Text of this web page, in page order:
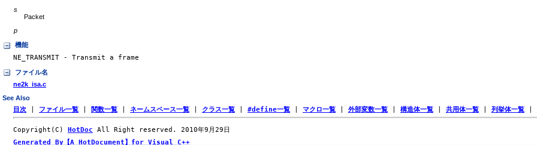
s
Packet
p
機能
NE_TRANSMIT - Transmit a frame
ファイル名
ne2k_isa.c
See Also
目次 ファイル一覧 関数一覧 ネームスペース一覧 クラス一覧 #define一覧 マクロ一覧 外部変数一覧 構造体一覧 共用体一覧 列挙体一覧
Copyright(C) HotDoc All Right reserved. 2010年9月29日
Generated By【A HotDocument】for Visual C++